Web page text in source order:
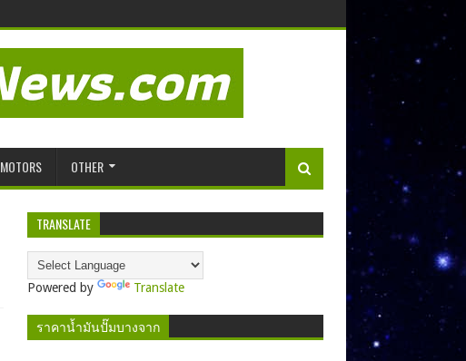
MOTORS OTHER
TRANSLATE
Powered by Translate
ราคาน้ำมันปั๊มบางจาก